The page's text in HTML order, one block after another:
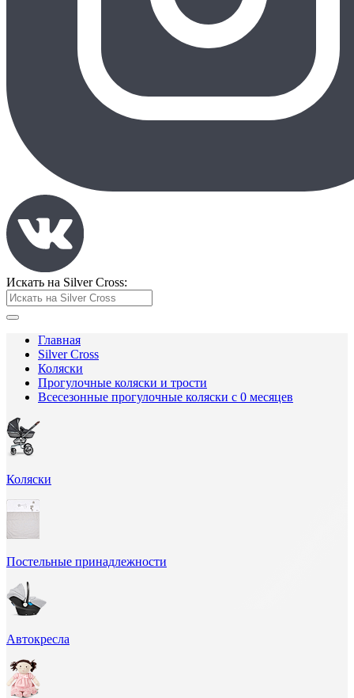
Искать на Silver Cross:
Главная
Silver Cross
Коляски
Прогулочные коляски и трости
Всесезонные прогулочные коляски с 0 месяцев
Коляски
Постельные принадлежности
Автокресла